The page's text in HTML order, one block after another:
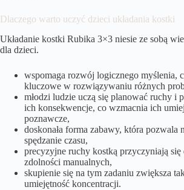
Dlaczego warto uczyć dzieci układania kostki
Układanie kostki Rubika 3×3 niesie ze sobą
dla dzieci.
wspomaga rozwój logicznego myślenia,
kluczowe w rozwiązywaniu różnych
młodzi ludzie uczą się planować ruchy i
ich konsekwencje, co wzmacnia ich
poznawcze,
doskonała forma zabawy, która pozwala
spędzanie czasu,
precyzyjne ruchy kostką przyczyniają
zdolności manualnych,
skupienie się na tym zadaniu zwiększa
umiejętność koncentracji.